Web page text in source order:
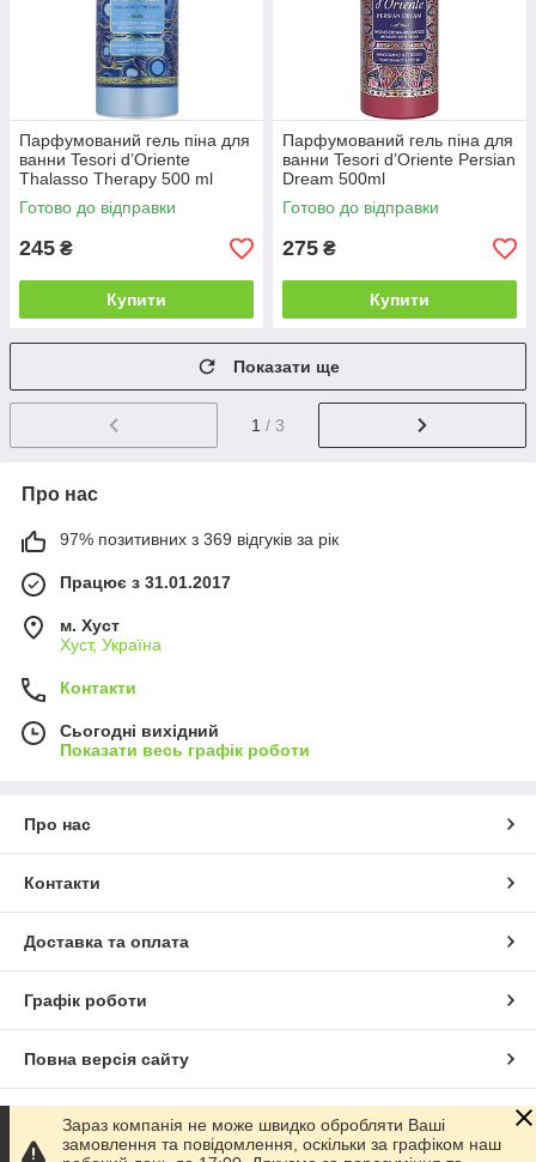
Парфумований гель піна для
ванни Tesori d’Oriente
Thalasso Therapy 500 ml
Готово до відправки
245 ₴
Купити
Парфумований гель піна для
ванни Tesori d’Oriente Persian
Dream 500ml
Готово до відправки
275 ₴
Купити
Показати ще
1 / 3
Про нас
97% позитивних з 369 відгуків за рік
Працює з 31.01.2017
м. Хуст
Хуст, Україна
Контакти
Сьогодні вихідний
Показати весь графік роботи
Про нас
Контакти
Доставка та оплата
Графік роботи
Повна версія сайту
Сайт створено на маркетплейсі Prom.ua
Зараз компанія не може швидко обробляти Ваші
замовлення та повідомлення, оскільки за графіком наш